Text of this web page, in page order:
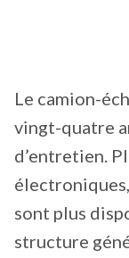
Le camion-
vingt-quatre
d’entretien.
sont plus
structure